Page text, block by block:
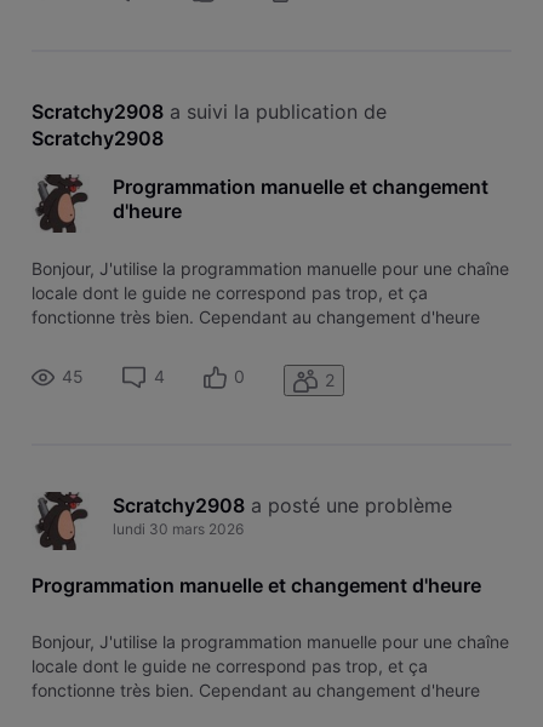
Scratchy2908 a suivi la publication de
Scratchy2908
Programmation manuelle et changement
d'heure
Bonjour, J'utilise la programmation manuelle pour une chaîne
locale dont le guide ne correspond pas trop, et ça
fonctionne très bien. Cependant au changement d'heure
alors que la box est bien à l'heure et que la programmation
est toujours l
45 4 0 2
Scratchy2908 a posté une problème
lundi 30 mars 2026
Programmation manuelle et changement d'heure
Bonjour, J'utilise la programmation manuelle pour une chaîne
locale dont le guide ne correspond pas trop, et ça
fonctionne très bien. Cependant au changement d'heure